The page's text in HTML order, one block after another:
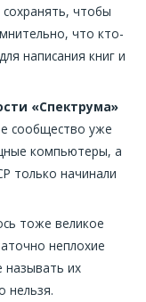
чтобы
что кто-
написания книг и
«Спектрума»
сообщество уже
компьютеры, а
только начинали
тоже великое
неплохие
называть их
нельзя.